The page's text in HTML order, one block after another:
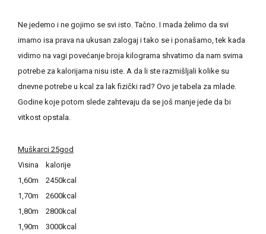
Ne jedemo i ne gojimo se svi isto. Tačno. I mada želimo da svi
imamo isa prava na ukusan zalogaj i tako se i ponašamo, tek kada
vidimo na vagi povećanje broja kilograma shvatimo da nam svima
potrebe za kalorijama nisu iste. A da li ste razmišljali kolike su
dnevne potrebe u kcal za lak fizički rad? Ovo je tabela za mlade.
Godine koje potom slede zahtevaju da se još manje jede da bi
vitkost opstala.
Muškarci 25god
Visina kalorije
1,60m 2450kcal
1,70m 2600kcal
1,80m 2800kcal
1,90m 3000kcal